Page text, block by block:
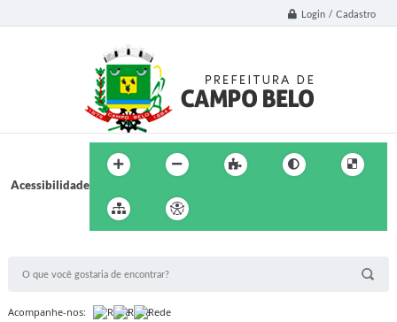
Login / Cadastro
Acessibilidade
Acompanhe-nos: